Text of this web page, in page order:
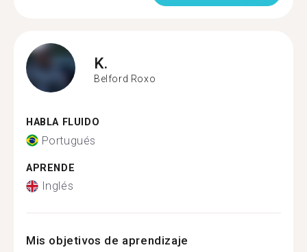
K.
Belford Roxo
HABLA FLUIDO
Portugués
APRENDE
Inglés
Mis objetivos de aprendizaje